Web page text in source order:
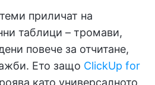
приличат на
таблици – тромави,
повече за отчитане,
Ето защо ClickUp for